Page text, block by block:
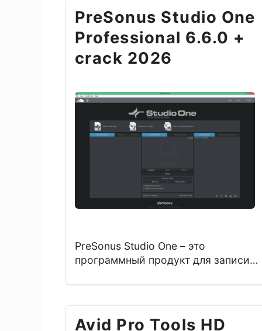
PreSonus Studio One
Professional 6.6.0 +
crack 2026
PreSonus Studio One – это
программный продукт для записи
интерфейс, согласно своим
Avid Pro Tools HD